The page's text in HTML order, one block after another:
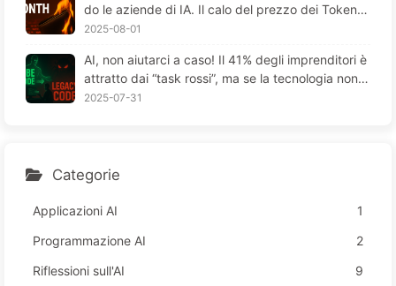
do le aziende di IA. Il calo del prezzo dei Token è
un'illusione; il vero costo dell'IA è la tua avidità - I
2025-08-01
AI, non aiutarci a caso! Il 41% degli imprenditori è
attratto dai “task rossi”, ma se la tecnologia non f
unziona, i dipendenti soffrono di più—Impara lent
2025-07-31
Categorie
Applicazioni AI
1
Programmazione AI
2
Riflessioni sull'AI
9